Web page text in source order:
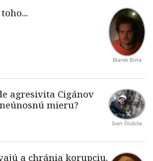
Marek Brna
Ivan Štubňa